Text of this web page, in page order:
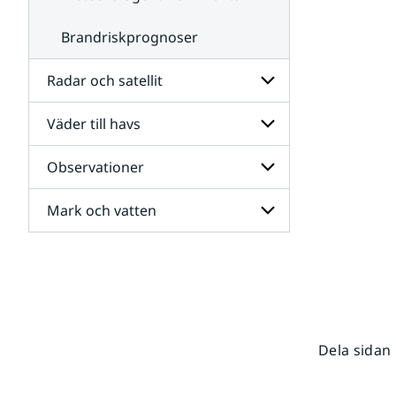
Brandriskprognoser
Radar och satellit
Undersidor
för
Radar
och
satellit
Väder till havs
Undersidor
för
Väder
till
havs
Observationer
Undersidor
för
Mark och vatten
Dela sidan